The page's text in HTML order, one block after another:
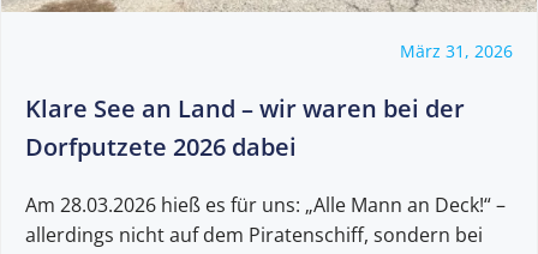
März 31, 2026
Klare See an Land – wir waren bei der
Dorfputzete 2026 dabei
Am 28.03.2026 hieß es für uns: „Alle Mann an Deck!“ –
allerdings nicht auf dem Piratenschiff, sondern bei